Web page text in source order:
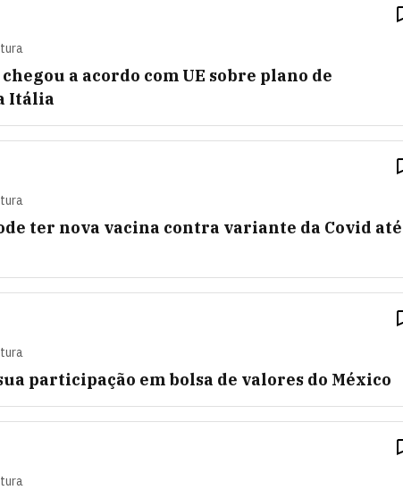
a acordo com UE sobre plano de
Itália
ter nova vacina contra variante da Covid até
participação em bolsa de valores do México